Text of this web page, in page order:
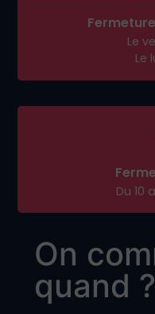
Le
Le
Du 10
On
quand ?